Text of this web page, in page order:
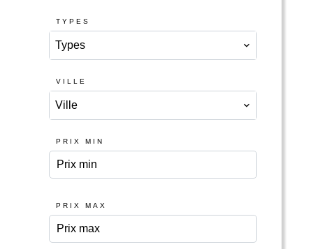
TYPES
Types
VILLE
Ville
PRIX MIN
PRIX MAX